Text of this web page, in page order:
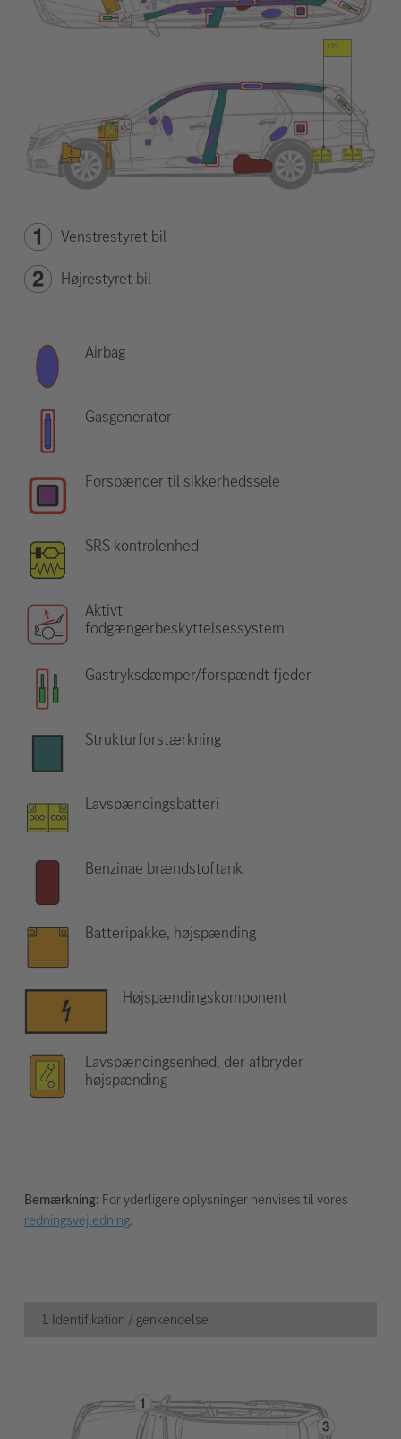
Venstrestyret bil
Højrestyret bil
Airbag
Gasgenerator
Forspænder til sikkerhedssele
SRS kontrolenhed
Aktivt
fodgængerbeskyttelsessystem
Gastryksdæmper/forspændt fjeder
Strukturforstærkning
Lavspændingsbatteri
Benzinae brændstoftank
Batteripakke, højspænding
Højspændingskomponent
Lavspændingsenhed, der afbryder
højspænding
Bemærkning: For yderligere oplysninger henvises til vores
redningsvejledning.
1. Identifikation / genkendelse